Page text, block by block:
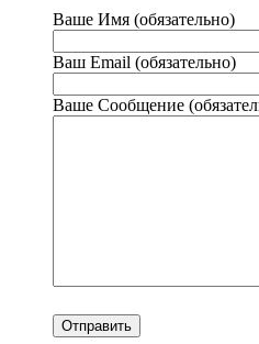
Ваше Имя (обязательно)
Ваш Email (обязательно)
Ваше Сообщение